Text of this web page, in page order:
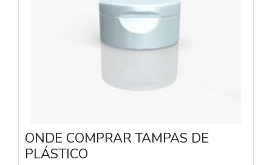
ONDE COMPRAR TAMPAS DE
PLÁSTICO